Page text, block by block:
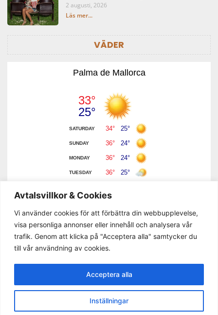
Avtalsvillkor & Cookies
Vi använder cookies för att förbättra din webbupplevelse,
visa personliga annonser eller innehåll och analysera vår
trafik. Genom att klicka på "Acceptera alla" samtycker du
till vår användning av cookies.
Inställningar
Acceptera alla
2 augusti, 2026
Läs mer...
VÄDER
Palma de Mallorca
Copyright © 2023 Mallorca Nyheter. All rights reserved.